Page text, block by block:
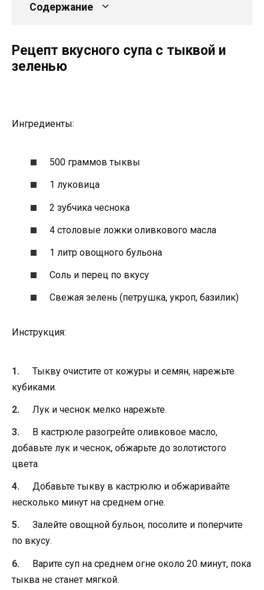
Содержание
Рецепт вкусного супа с тыквой и
зеленью
Ингредиенты:
500 граммов тыквы
1 луковица
2 зубчика чеснока
4 столовые ложки оливкового масла
1 литр овощного бульона
Соль и перец по вкусу
Свежая зелень (петрушка, укроп, базилик)
Инструкция:
Тыкву очистите от кожуры и семян, нарежьте
кубиками.
Лук и чеснок мелко нарежьте.
В кастрюле разогрейте оливковое масло,
добавьте лук и чеснок, обжарьте до золотистого
цвета.
Добавьте тыкву в кастрюлю и обжаривайте
несколько минут на среднем огне.
Залейте овощной бульон, посолите и поперчите
по вкусу.
Варите суп на среднем огне около 20 минут, пока
тыква не станет мягкой.